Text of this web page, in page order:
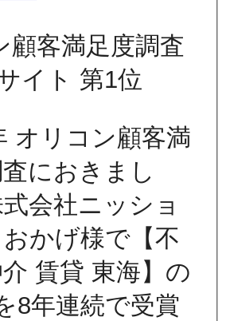
オリコン顧客満
におきまし
会社ニッショ
かげ様で【不
賃貸 東海】の
8年連続で受賞